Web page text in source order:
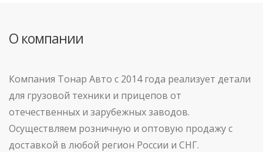
О компании
Компания Тонар Авто с 2014 года реализует детали
для грузовой техники и прицепов от
отечественных и зарубежных заводов.
Осуществляем розничную и оптовую продажу с
доставкой в любой регион России и СНГ.